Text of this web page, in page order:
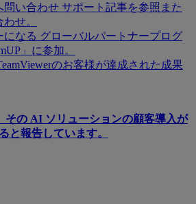
問い合わせ サポート記事を参照また
せ。
になる グローバルパートナープログ
」に参加。
のお客様が達成された成果
その AI ソリューションの顧客導入が
と報告しています。